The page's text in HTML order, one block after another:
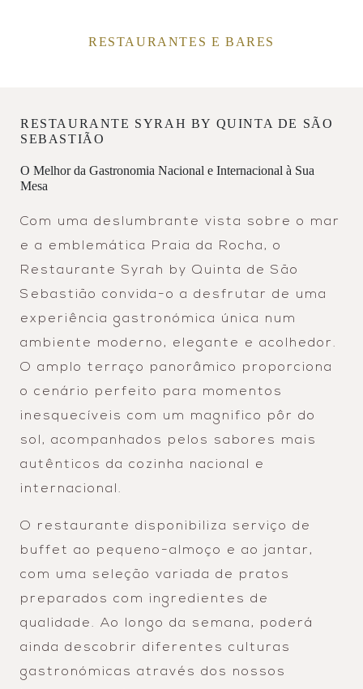
RESTAURANTES E BARES
RESTAURANTE SYRAH BY QUINTA DE SÃO
SEBASTIÃO
O Melhor da Gastronomia Nacional e Internacional à Sua
Mesa
Com uma deslumbrante vista sobre o mar
e a emblemática Praia da Rocha, o
Restaurante Syrah by Quinta de São
Sebastião convida-o a desfrutar de uma
experiência gastronómica única num
ambiente moderno, elegante e acolhedor.
O amplo terraço panorâmico proporciona
o cenário perfeito para momentos
inesquecíveis com um magnifico pôr do
sol, acompanhados pelos sabores mais
autênticos da cozinha nacional e
internacional.
O restaurante disponibiliza serviço de
buffet ao pequeno-almoço e ao jantar,
com uma seleção variada de pratos
preparados com ingredientes de
qualidade. Ao longo da semana, poderá
ainda descobrir diferentes culturas
gastronómicas através dos nossos